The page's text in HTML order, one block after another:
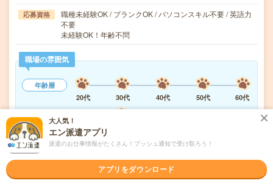
応募資格
職種未経験OK / ブランクOK / パソコンスキル不要 / 英語力
不要
未経験OK！年齢不問
職場の雰囲気
年齢層
20代
30代 40代 50代
60代
男女比率
女性
もっと見る
大人気！
エン派遣アプリ
派遣のお仕事情報がたくさん！プッシュ通知で受け取ろう！
アプリをダウンロード